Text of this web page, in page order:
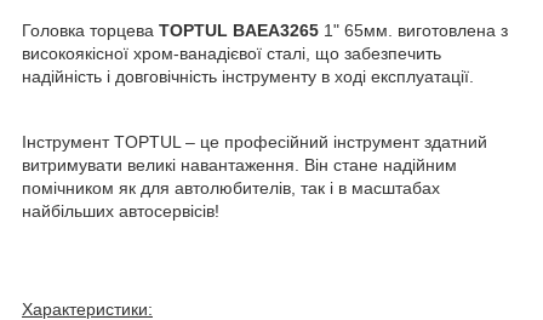
Головка торцева TOPTUL BAEA3265 1" 65мм. виготовлена з
високоякісної хром-ванадієвої сталі, що забезпечить
надійність і довговічність інструменту в ході експлуатації.
Інструмент TOPTUL – це професійний інструмент здатний
витримувати великі навантаження. Він стане надійним
помічником як для автолюбителів, так і в масштабах
найбільших автосервісів!
Характеристики: